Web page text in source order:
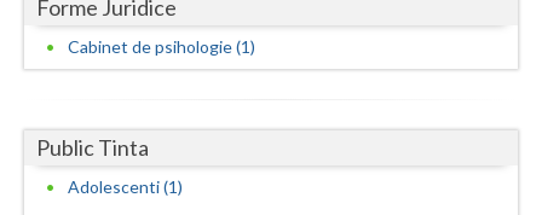
Gorj
Harghita
Forme Juridice
Cabinet de psihologie (1)
Public Tinta
Adolescenti (1)